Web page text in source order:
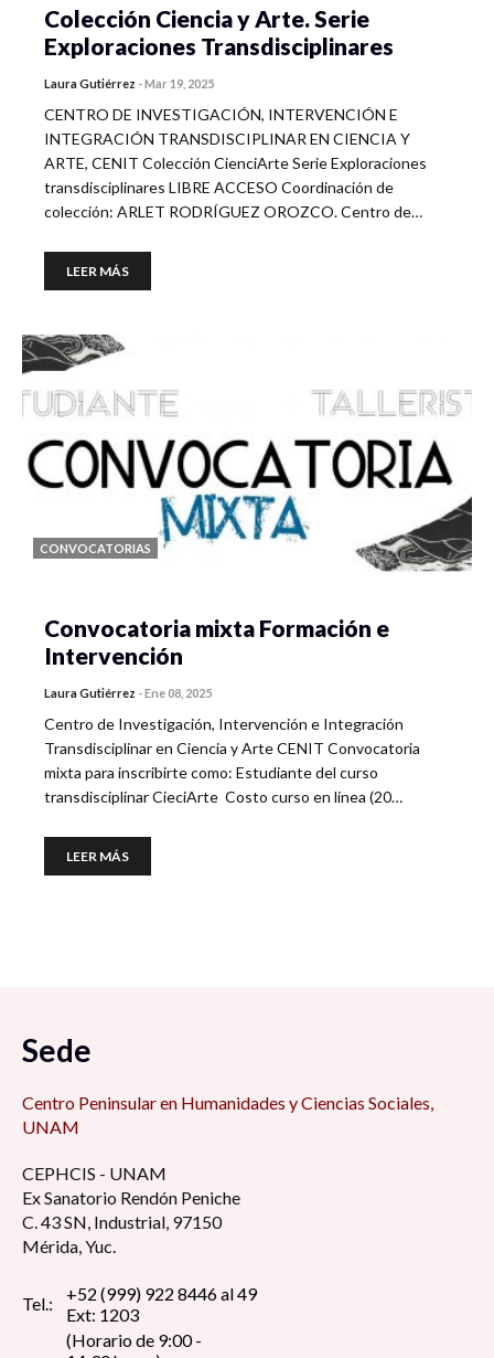
Colección Ciencia y Arte. Serie
Exploraciones Transdisciplinares
Laura Gutiérrez -Mar 19, 2025
CENTRO DE INVESTIGACIÓN, INTERVENCIÓN E
INTEGRACIÓN TRANSDISCIPLINAR EN CIENCIA Y
ARTE, CENIT Colección CienciArte Serie Exploraciones
transdisciplinares LIBRE ACCESO Coordinación de
colección: ARLET RODRÍGUEZ OROZCO. Centro de…
LEER MÁS
CONVOCATORIAS
Convocatoria mixta Formación e
Intervención
Laura Gutiérrez -Ene 08, 2025
Centro de Investigación, Intervención e Integración
Transdisciplinar en Ciencia y Arte CENIT Convocatoria
mixta para inscribirte como: Estudiante del curso
transdisciplinar CieciArte Costo curso en línea (20…
LEER MÁS
Sede
Centro Peninsular en Humanidades y Ciencias Sociales,
UNAM
CEPHCIS - UNAM
Ex Sanatorio Rendón Peniche
C. 43 SN, Industrial, 97150
Mérida, Yuc.
Tel.:
+52 (999) 922 8446 al 49
Ext: 1203
(Horario de 9:00 -